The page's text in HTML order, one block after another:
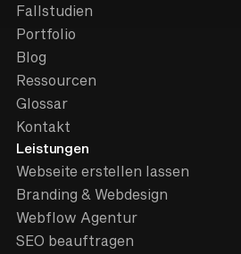
Fallstudien
Portfolio
Blog
Ressourcen
Glossar
Kontakt
Leistungen
Webseite erstellen lassen
Branding & Webdesign
Webflow Agentur
SEO beauftragen